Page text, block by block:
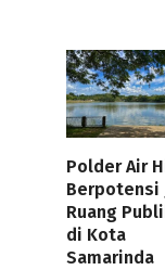
Polder Air
Berpotensi
Ruang
di Kota
Samarinda